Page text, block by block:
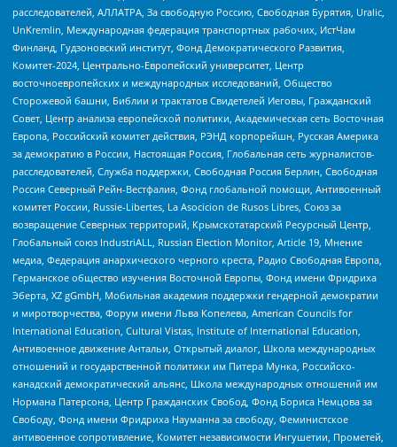
расследователей, АЛЛАТРА, За свободную Россию, Свободная Бурятия, Uralic,
UnKremlin, Международная федерация транспортных рабочих, ИстЧам
Финланд, Гудзоновский институт, Фонд Демократического Развития,
Комитет-2024, Центрально-Европейский университет, Центр
восточноевропейских и международных исследований, Общество
Сторожевой башни, Библии и трактатов Свидетелей Иеговы, Гражданский
Совет, Центр анализа европейской политики, Академическая сеть Восточная
Европа, Российский комитет действия, РЭНД корпорейшн, Русская Америка
за демократию в России, Настоящая Россия, Глобальная сеть журналистов-
расследователей, Служба поддержки, Свободная Россия Берлин, Свободная
Россия Северный Рейн-Вестфалия, Фонд глобальной помощи, Антивоенный
комитет России, Russie-Libertes, La Asocicion de Rusos Libres, Союз за
возвращение Северных территорий, Крымскотатарский Ресурсный Центр,
Глобальный союз IndustriALL, Russian Election Monitor, Article 19, Мнение
медиа, Федерация анархического черного креста, Радио Свободная Европа,
Германское общество изучения Восточной Европы, Фонд имени Фридриха
Эберта, XZ gGmbH, Мобильная академия поддержки гендерной демократии
и миротворчества, Форум имени Льва Копелева, American Councils for
International Education, Cultural Vistas, Institute of International Education,
Антивоенное движение Антальи, Открытый диалог, Школа международных
отношений и государственной политики им Питера Мунка, Российско-
канадский демократический альянс, Школа международных отношений им
Нормана Патерсона, Центр Гражданских Свобод, Фонд Бориса Немцова за
Свободу, Фонд имени Фридриха Науманна за свободу, Феминистское
антивоенное сопротивление, Комитет независимости Ингушетии, Прометей,